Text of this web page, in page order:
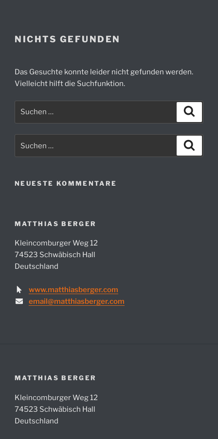
NICHTS GEFUNDEN
Das Gesuchte konnte leider nicht gefunden werden.
Vielleicht hilft die Suchfunktion.
nach:
NEUESTE KOMMENTARE
MATTHIAS BERGER
Kleincomburger Weg 12
74523 Schwäbisch Hall
Deutschland
www.matthiasberger.com
email@matthiasberger.com
MATTHIAS BERGER
Kleincomburger Weg 12
74523 Schwäbisch Hall
Deutschland